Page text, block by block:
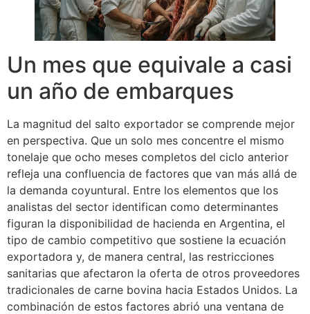
Un mes que equivale a casi
un año de embarques
La magnitud del salto exportador se comprende mejor
en perspectiva. Que un solo mes concentre el mismo
tonelaje que ocho meses completos del ciclo anterior
refleja una confluencia de factores que van más allá de
la demanda coyuntural. Entre los elementos que los
analistas del sector identifican como determinantes
figuran la disponibilidad de hacienda en Argentina, el
tipo de cambio competitivo que sostiene la ecuación
exportadora y, de manera central, las restricciones
sanitarias que afectaron la oferta de otros proveedores
tradicionales de carne bovina hacia Estados Unidos. La
combinación de estos factores abrió una ventana de